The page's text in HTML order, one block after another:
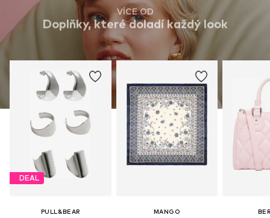
VÍCE OD
Doplňky, které doladí každý look
DEAL
PULL&BEAR MANGO